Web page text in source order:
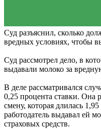
Суд разъяснил, сколько
вредных условиях, чтобы
Суд рассмотрел дело, в
выдавали молоко за
В деле рассматривался
0,25 процента ставки. Она
смену, которая длилась
работодатель выдавал ей
страховых средств.